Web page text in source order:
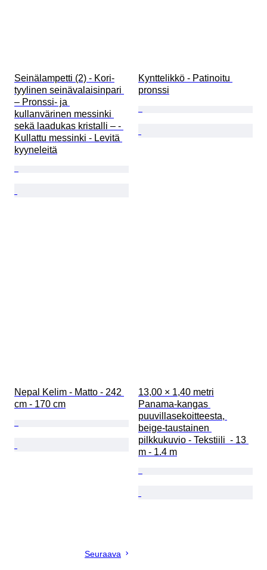
Seinälampetti (2) - Kori-
tyylinen seinävalaisinpari
– Pronssi- ja
kullanvärinen messinki
sekä laadukas kristalli – -
Kullattu messinki - Levitä
kyyneleitä
Kynttelikkö - Patinoitu
pronssi
Nepal Kelim - Matto - 242
cm - 170 cm
13,00 × 1,40 metri
Panama-kangas
puuvillasekoitteesta,
beige-taustainen
pilkkukuvio - Tekstiili  - 13
m - 1.4 m
Seuraava